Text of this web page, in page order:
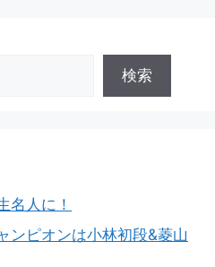
検索
名人に！
ンピオンは小林初段&菱山